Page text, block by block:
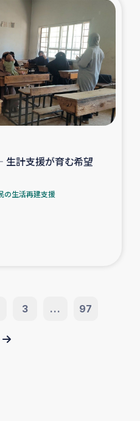
生計支援が育む希望
の生活再建支援
3 ... 97